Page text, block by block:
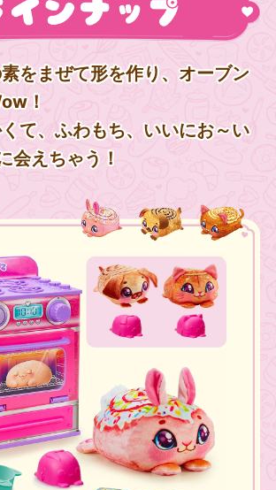
をまぜて形を作り、オーブン
！
て、ふわもち、いいにお～い
会えちゃう！